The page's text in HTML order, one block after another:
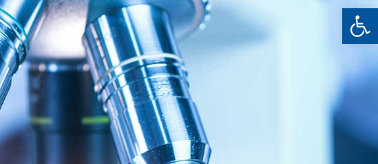
פתח סרגל נגישות